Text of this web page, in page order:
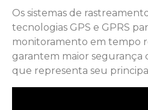
Os sistemas de
tecnologias GPS e GPRS
monitoramento em tempo
garantem maior segurança
que representa seu